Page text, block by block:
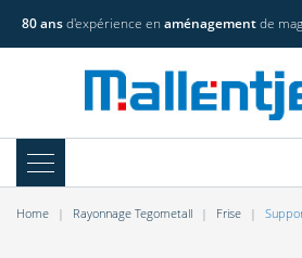
80 ansd'expérience en aménagementde
Home Rayonnage Tegometall Frise